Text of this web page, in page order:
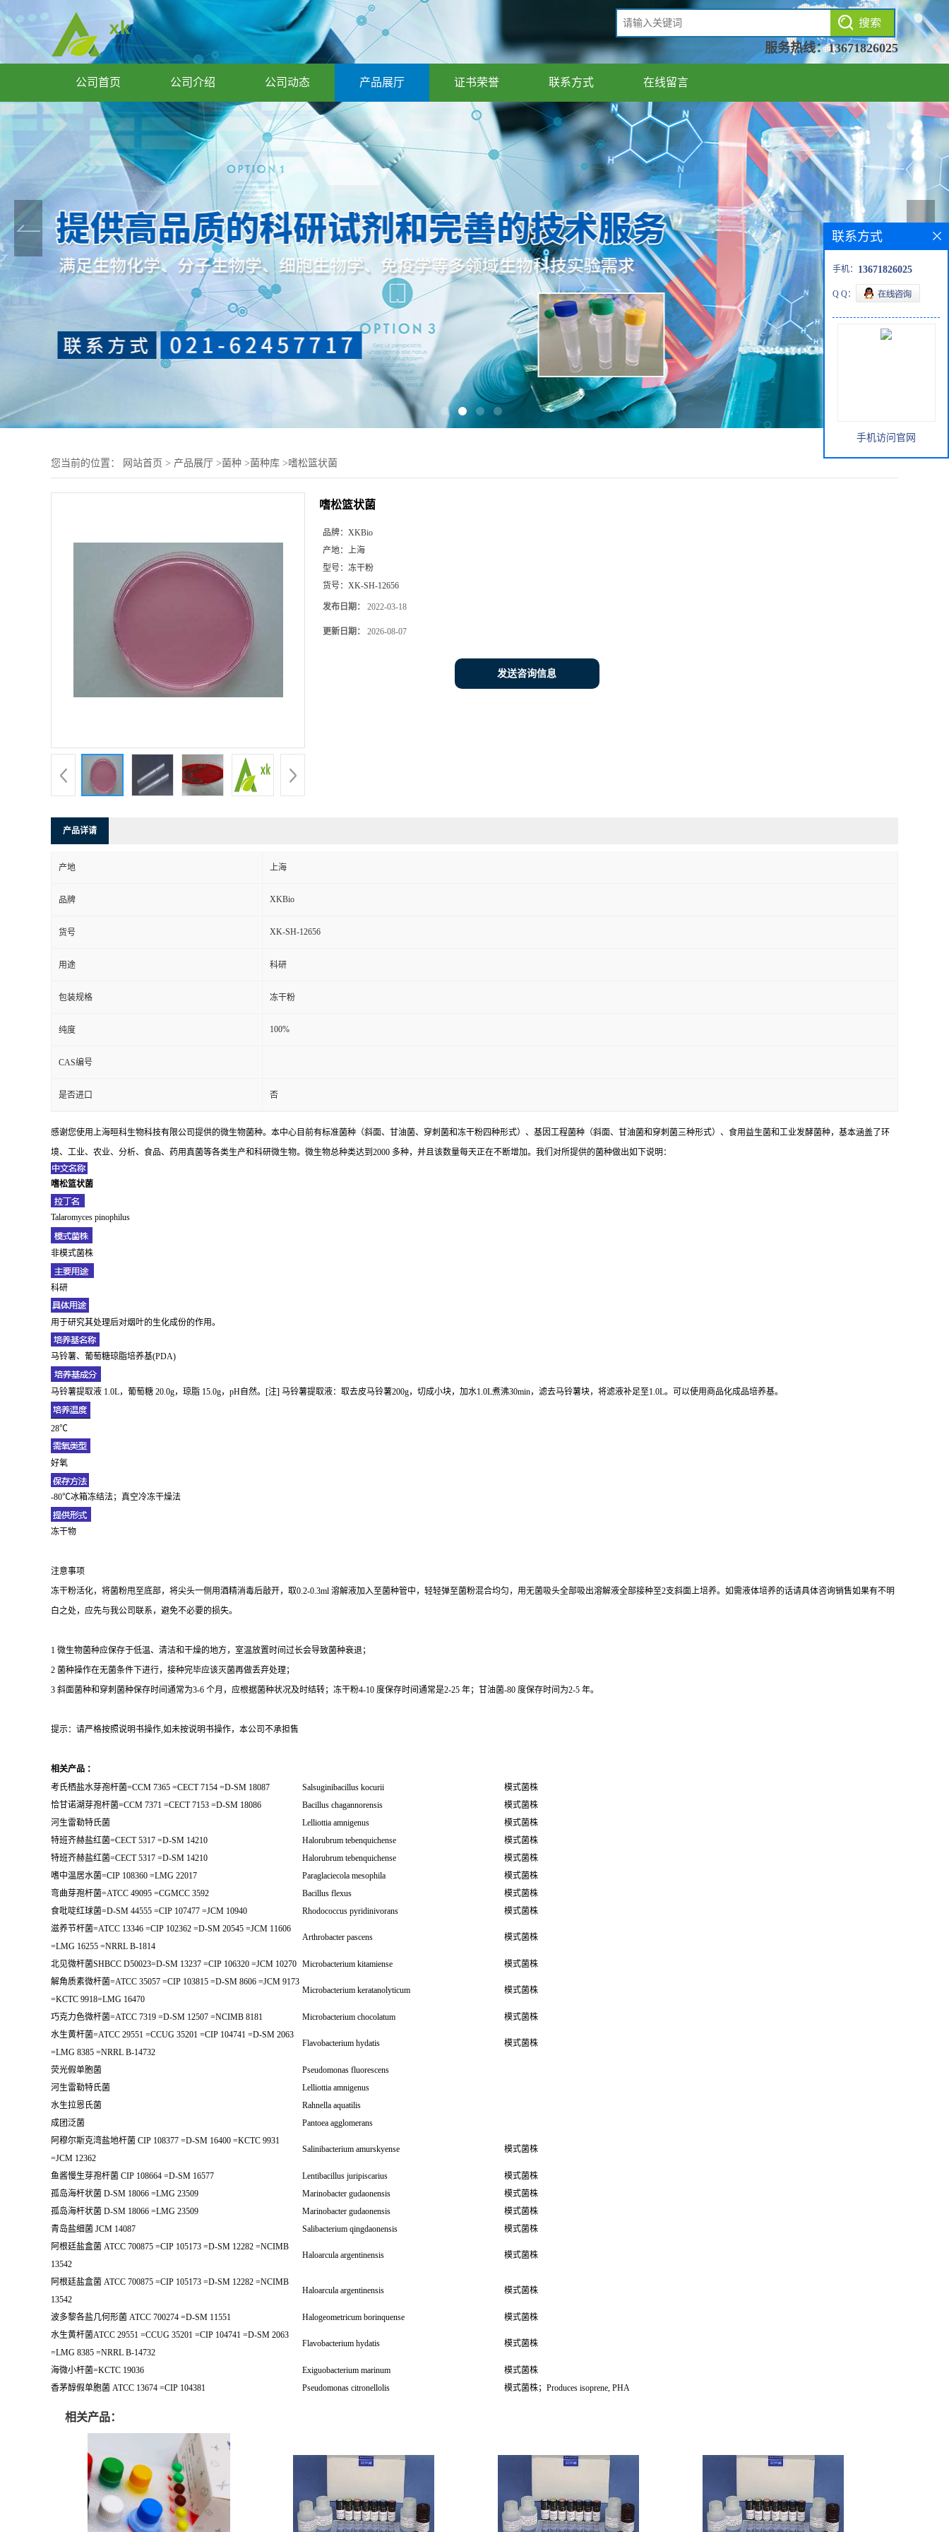
服务热线：13671826025
公司首页 公司介绍 公司动态 产品展厅 证书荣誉 联系方式 在线留言
您当前的位置： 网站首页 > 产品展厅 >菌种 >菌种库 >嗜松篮状菌
嗜松篮状菌
品牌： XKBio
产地： 上海
型号： 冻干粉
货号： XK-SH-12656
发布日期： 2022-03-18
更新日期： 2026-08-07
发送咨询信息
产品详请
产地 上海
品牌 XKBio
货号 XK-SH-12656
用途 科研
包装规格 冻干粉
纯度 100%
CAS编号
是否进口 否
感谢您使用上海晅科生物科技有限公司提供的微生物菌种。本中心目前有标准菌种（斜面、甘油菌、穿刺菌和冻干粉四种形式）、基因工程菌种（斜面、甘油菌和穿刺菌三种形式）、食用益生菌和工业发酵菌种，基本涵盖了环
境、工业、农业、分析、食品、药用真菌等各类生产和科研微生物。微生物总种类达到2000 多种，并且该数量每天正在不断增加。我们对所提供的菌种做出如下说明：
嗜松篮状菌
Talaromyces pinophilus
非模式菌株
科研
用于研究其处理后对烟叶的生化成份的作用。
马铃薯、葡萄糖琼脂培养基(PDA)
马铃薯提取液 1.0L，葡萄糖 20.0g，琼脂 15.0g，pH自然。[注] 马铃薯提取液：取去皮马铃薯200g，切成小块，加水1.0L煮沸30min，滤去马铃薯块，将滤液补足至1.0L。可以使用商品化成品培养基。
28℃
好氧
-80℃冰箱冻结法；真空冷冻干燥法
冻干物
注意事项
冻干粉活化，将菌粉甩至底部，将尖头一侧用酒精消毒后敲开，取0.2-0.3ml 溶解液加入至菌种管中，轻轻弹至菌粉混合均匀，用无菌吸头全部吸出溶解液全部接种至2支斜面上培养。如需液体培养的话请具体咨询销售如果有不明
白之处，应先与我公司联系，避免不必要的损失。
1 微生物菌种应保存于低温、清洁和干燥的地方，室温放置时间过长会导致菌种衰退；
2 菌种操作在无菌条件下进行，接种完毕应该灭菌再做丢弃处理；
3 斜面菌种和穿刺菌种保存时间通常为3-6 个月，应根据菌种状况及时结转；冻干粉4-10 度保存时间通常是2-25 年；甘油菌-80 度保存时间为2-5 年。
提示：请严格按照说明书操作,如未按说明书操作，本公司不承担售
相关产品 ：
考氏栖盐水芽孢杆菌=CCM 7365 =CECT 7154 =D-SM 18087
Salsuginibacillus kocurii
模式菌株
恰甘诺湖芽孢杆菌=CCM 7371 =CECT 7153 =D-SM 18086
Bacillus chagannorensis
模式菌株
河生雷勒特氏菌
Lelliottia amnigenus
模式菌株
特班齐赫盐红菌=CECT 5317 =D-SM 14210
Halorubrum tebenquichense
模式菌株
特班齐赫盐红菌=CECT 5317 =D-SM 14210
Halorubrum tebenquichense
模式菌株
嗜中温居水菌=CIP 108360 =LMG 22017
Paraglaciecola mesophila
模式菌株
弯曲芽孢杆菌=ATCC 49095 =CGMCC 3592
Bacillus flexus
模式菌株
食吡啶红球菌=D-SM 44555 =CIP 107477 =JCM 10940
Rhodococcus pyridinivorans
模式菌株
滋养节杆菌=ATCC 13346 =CIP 102362 =D-SM 20545 =JCM 11606
=LMG 16255 =NRRL B-1814
Arthrobacter pascens 模式菌株
北见微杆菌SHBCC D50023=D-SM 13237 =CIP 106320 =JCM 10270 Microbacterium kitamiense
模式菌株
解角质素微杆菌=ATCC 35057 =CIP 103815 =D-SM 8606 =JCM 9173
=KCTC 9918=LMG 16470
Microbacterium keratanolyticum 模式菌株
巧克力色微杆菌=ATCC 7319 =D-SM 12507 =NCIMB 8181 Microbacterium chocolatum
模式菌株
水生黄杆菌=ATCC 29551 =CCUG 35201 =CIP 104741 =D-SM 2063
=LMG 8385 =NRRL B-14732
Flavobacterium hydatis 模式菌株
荧光假单胞菌
Pseudomonas fluorescens
河生雷勒特氏菌
Lelliottia amnigenus
水生拉恩氏菌
Rahnella aquatilis
成团泛菌
Pantoea agglomerans
阿穆尔斯克湾盐地杆菌 CIP 108377 =D-SM 16400 =KCTC 9931
=JCM 12362
Salinibacterium amurskyense 模式菌株
鱼酱慢生芽孢杆菌 CIP 108664 =D-SM 16577 Lentibacillus juripiscarius
模式菌株
孤岛海杆状菌 D-SM 18066 =LMG 23509
Marinobacter gudaonensis
模式菌株
孤岛海杆状菌 D-SM 18066 =LMG 23509
Marinobacter gudaonensis
模式菌株
青岛盐细菌 JCM 14087
Salibacterium qingdaonensis
模式菌株
阿根廷盐盒菌 ATCC 700875 =CIP 105173 =D-SM 12282 =NCIMB
13542
Haloarcula argentinensis 模式菌株
阿根廷盐盒菌 ATCC 700875 =CIP 105173 =D-SM 12282 =NCIMB
13542
Haloarcula argentinensis 模式菌株
波多黎各盐几何形菌 ATCC 700274 =D-SM 11551 Halogeometricum borinquense
模式菌株
水生黄杆菌ATCC 29551 =CCUG 35201 =CIP 104741 =D-SM 2063
=LMG 8385 =NRRL B-14732
Flavobacterium hydatis 模式菌株
海微小杆菌=KCTC 19036 Exiguobacterium marinum
模式菌株
香茅醇假单胞菌 ATCC 13674 =CIP 104381
Pseudomonas citronellolis 模式菌株；Produces isoprene, PHA
相关产品：
联系方式
手机： 13671826025
Q Q：
手机访问官网